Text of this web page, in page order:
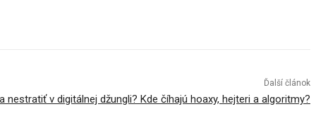
Ďalší článok
nestratiť v digitálnej džungli? Kde číhajú hoaxy, hejteri a algoritmy?